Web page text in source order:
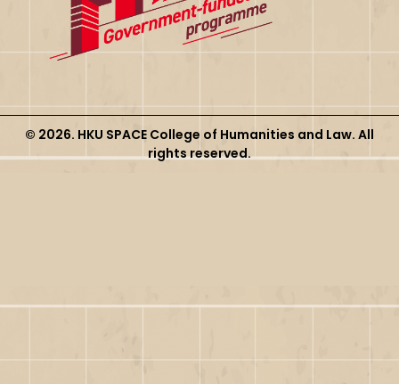
© 2026. HKU SPACE College of Humanities and Law. All
rights reserved.